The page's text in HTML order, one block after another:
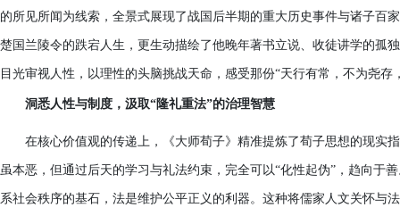
的所见所闻为线索，全景式展现了战国后半期的重大历史事件与诸子百
楚国兰陵令的跌宕人生，更生动描绘了他晚年著书立说、收徒讲学的孤
目光审视人性，以理性的头脑挑战天命，感受那份“天行有常，不为尧存
洞悉人性与制度，汲取“隆礼重法”的治理智慧
在核心价值观的传递上，《大师荀子》精准提炼了荀子思想的现实
虽本恶，但通过后天的学习与礼法约束，完全可以“化性起伪”，趋向
系社会秩序的基石，法是维护公平正义的利器。这种将儒家人文关怀与